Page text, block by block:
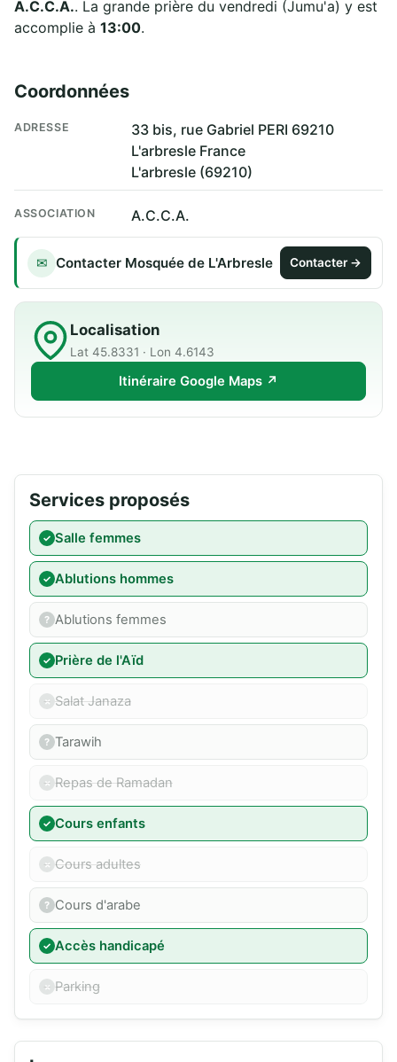
A.C.C.A.. La grande prière du vendredi (Jumu'a) y est
accomplie à 13:00.
Coordonnées
ADRESSE
33 bis, rue Gabriel PERI 69210
L'arbresle France
L'arbresle (69210)
ASSOCIATION A.C.C.A.
✉ Contacter Mosquée de L'Arbresle Contacter →
Localisation
Lat 45.8331 · Lon 4.6143
Itinéraire Google Maps ↗
Services proposés
Salle femmes
Ablutions hommes
Ablutions femmes
Prière de l'Aïd
Salat Janaza
Tarawih
Repas de Ramadan
Cours enfants
Cours adultes
Cours d'arabe
Accès handicapé
Parking